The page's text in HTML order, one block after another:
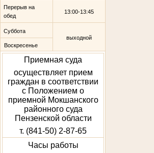
Перерыв на
обед
13:00-13:45
Суббота
выходной
Воскресенье
Приемная суда
осуществляет прием
граждан в соответствии
с Положением о
приемной Мокшанского
районного суда
Пензенской области
т. (841-50) 2-87-65
Часы работы